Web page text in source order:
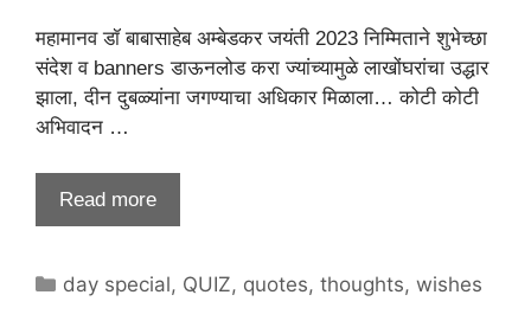
महामानव डॉ बाबासाहेब अम्बेडकर जयंती 2023 निम्मिताने शुभेच्छा
संदेश व banners डाऊनलोड करा ज्यांच्यामुळे लाखोंघरांचा उद्धार
झाला, दीन दुबळ्यांना जगण्याचा अधिकार मिळाला… कोटी कोटी
अभिवादन …
Read more
Categories
day special, QUIZ, quotes,thoughts,wishes